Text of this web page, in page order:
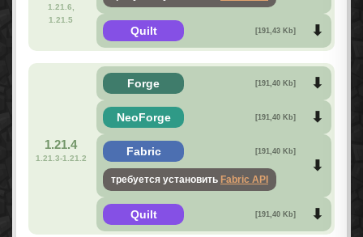
1.21.6,
1.21.5
Quilt [191,43 Kb]
1.21.4
1.21.3-1.21.2
Forge [191,40 Kb]
NeoForge [191,40 Kb]
Fabric [191,40 Kb]
требуется установить Fabric API
Quilt [191,40 Kb]